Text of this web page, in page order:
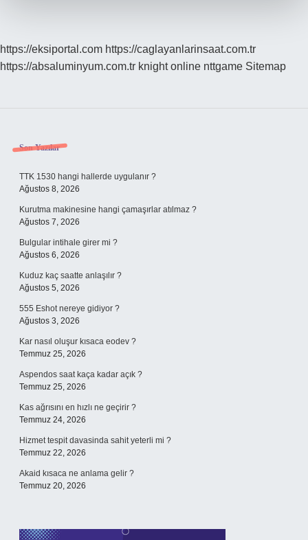
https://eksiportal.com https://caglayanlarinsaat.com.tr
https://absaluminyum.com.tr knight online nttgame Sitemap
Sidebar
Son Yazılar
TTK 1530 hangi hallerde uygulanır ?
Ağustos 8, 2026
Kurutma makinesine hangi çamaşırlar atılmaz ?
Ağustos 7, 2026
Bulgular intihale girer mi ?
Ağustos 6, 2026
Kuduz kaç saatte anlaşılır ?
Ağustos 5, 2026
555 Eshot nereye gidiyor ?
Ağustos 3, 2026
Kar nasıl oluşur kısaca eodev ?
Temmuz 25, 2026
Aspendos saat kaça kadar açık ?
Temmuz 25, 2026
Kas ağrısını en hızlı ne geçirir ?
Temmuz 24, 2026
Hizmet tespit davasinda sahit yeterli mi ?
Temmuz 22, 2026
Akaid kısaca ne anlama gelir ?
Temmuz 20, 2026